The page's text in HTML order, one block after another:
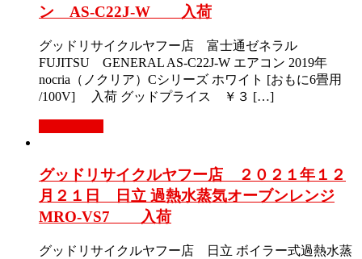
ン AS-C22J-W 入荷
グッドリサイクルヤフー店 富士通ゼネラル
FUJITSU GENERAL AS-C22J-W エアコン 2019年
nocria（ノクリア）Cシリーズ ホワイト [おもに6畳用
/100V] 入荷 グッドプライス ￥３ […]
グッドリサイクルヤフー店 ２０２１年１２
月２１日 日立 過熱水蒸気オーブンレンジ
MRO-VS7 入荷
グッドリサイクルヤフー店 日立 ボイラー式過熱水蒸